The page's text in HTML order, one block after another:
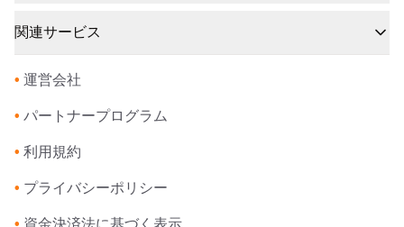
関連サービス
• 運営会社
• パートナープログラム
• 利用規約
• プライバシーポリシー
• 資金決済法に基づく表示